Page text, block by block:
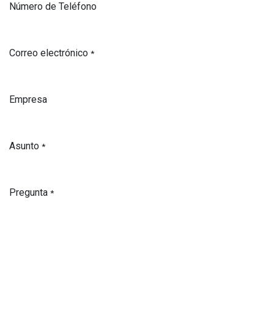
Número de Teléfono
Correo electrónico *
Empresa
Asunto *
Pregunta *